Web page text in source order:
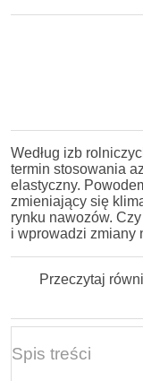
Według izb
termin stosowania
elastyczny.
zmieniający się
rynku nawozów.
i wprowadzi zmiany
Przeczytaj
Spis treści